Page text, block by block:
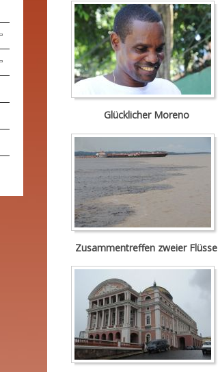
Glücklicher Moreno
Zusammentreffen zweier Flüsse